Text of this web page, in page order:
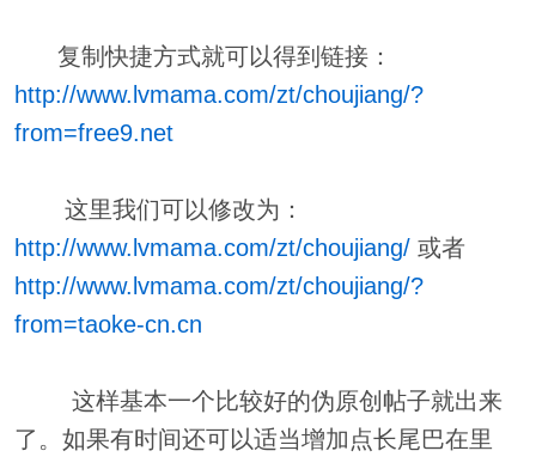
复制快捷方式就可以得到链接：
http://www.lvmama.com/zt/choujiang/?
from=free9.net
这里我们可以修改为：
http://www.lvmama.com/zt/choujiang/或者
http://www.lvmama.com/zt/choujiang/?
from=taoke-cn.cn
这样基本一个比较好的伪原创帖子就出来
了。如果有时间还可以适当增加点长尾巴在里